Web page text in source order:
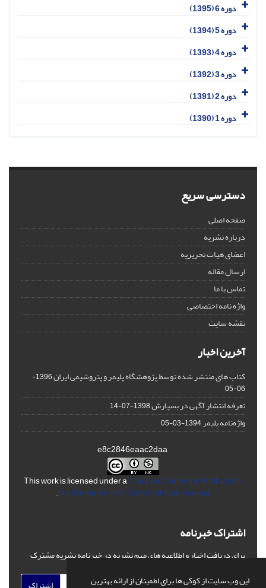
این وب سایت از کوکی ها برای اطمینان از ارائه بهترین
دوره 6 (1395)
دوره 5 (1394)
دوره 4 (1393)
دوره 3 (1392)
دوره 2 (1391)
دوره 1 (1390)
دسترسی سریع
صفحه اصلی
درباره نشریه
اعضای هیات تحریریه
ارسال مقاله
تماس با ما
واژه نامه اختصاصی
نقشه سایت
آخرین اخبار
کتاب های منتشر شده توسط پژوهشگاه پلیمر و پتروشیمی ایران
1396-
06-05
تعرفه انتشار آگهی در بسپارش1398-07-14
واژه‌نامه پلیمر1394-03-05
This work is licensed under aCreative Commons Attribution-
NonCommercial 4.0 International License
.
اشتراک خبرنامه
برای دریافت اخبار و اطلاعیه های مهم نشریه در خبرنامه نشریه مشترک